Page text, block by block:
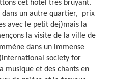
cet hôtel très bruyant.
un autre quartier,
prix
avec le petit dej)mais la
la visite de la ville de
dans un immense
society for
musique et des chants en